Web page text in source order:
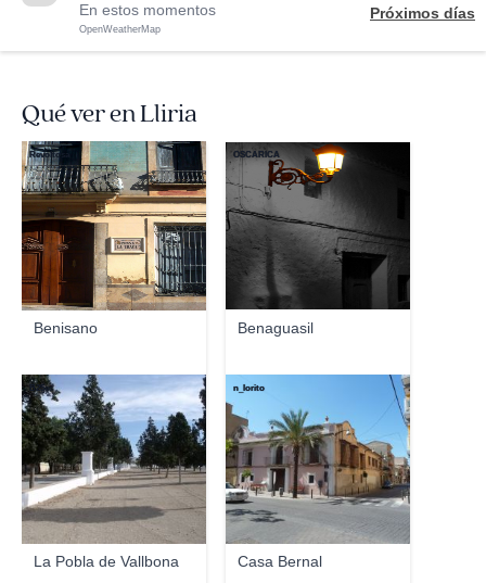
En estos momentos
OpenWeatherMap
Próximos días
Qué ver en Lliria
Benisano
Revoltosa
Benaguasil
OSCARICA
La Pobla de Vallbona
B25es
Casa Bernal
n_lorito